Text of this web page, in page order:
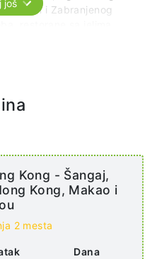
i Zabranjenog
još
Dana
Kong - Šangaj,
Kong, Makao i
2 mesta